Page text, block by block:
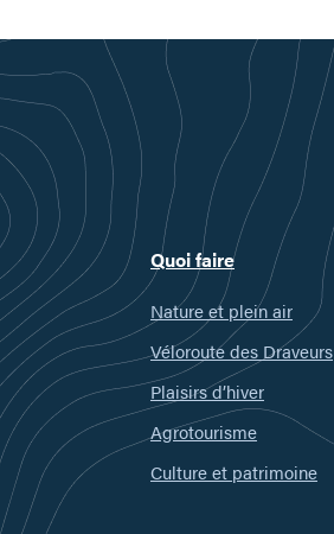
Quoi faire
Nature et plein air
Véloroute des Draveurs
Plaisirs d’hiver
Agrotourisme
Culture et patrimoine